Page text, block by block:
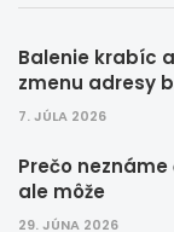
Balenie krabíc
zmenu adresy
7. JÚLA 2026
Prečo
ale môže
29. JÚNA 2026